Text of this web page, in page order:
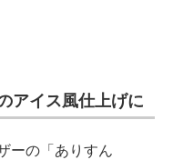
アイス風仕上げに
ーの「ありすん